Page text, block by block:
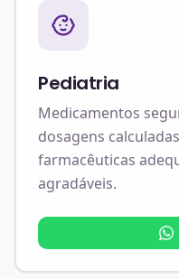
Pediatria
Medicamentos
dosagens
farmacêuticas
agradáveis.